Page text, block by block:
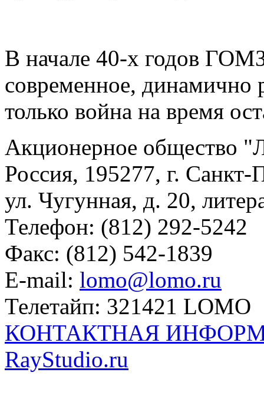
В начале 40-х годов
современное, динамично
только война на время
Акционерное общество
Россия, 195277, г. Санкт-
ул. Чугунная, д. 20,
Телефон: (812) 292-5242
Факс: (812) 542-1839
E-mail: lomo@lomo.ru
Телетайп: 321421 LOMO
КОНТАКТНАЯ
RayStudio.ru